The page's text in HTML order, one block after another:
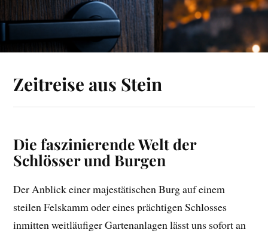
Zeitreise aus Stein
Die faszinierende Welt der
Schlösser und Burgen
Der Anblick einer majestätischen Burg auf einem
steilen Felskamm oder eines prächtigen Schlosses
inmitten weitläufiger Gartenanlagen lässt uns sofort an